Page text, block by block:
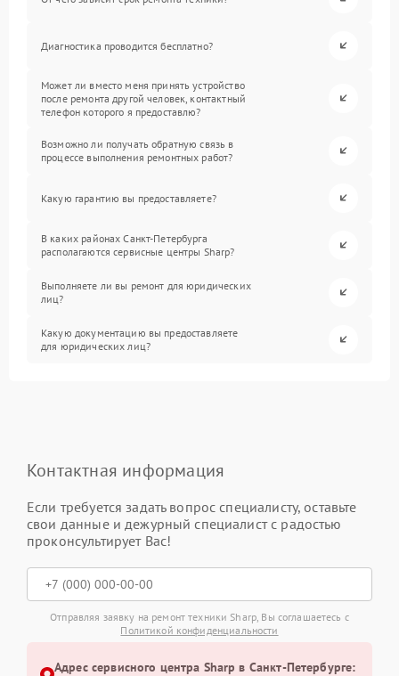
Диагностика проводится бесплатно?
Может ли вместо меня принять устройство
после ремонта другой человек, контактный
телефон которого я предоставлю?
Возможно ли получать обратную связь в
процессе выполнения ремонтных работ?
Какую гарантию вы предоставляете?
В каких районах Санкт-Петербурга
располагаются сервисные центры Sharp?
Выполняете ли вы ремонт для юридических
лиц?
Какую документацию вы предоставляете
для юридических лиц?
Контактная информация
Если требуется задать вопрос специалисту, оставьте
свои данные и дежурный специалист с радостью
проконсультирует Вас!
Отправляя заявку на ремонт техники Sharp, Вы соглашаетесь с
Политикой конфиденциальности
Адрес сервисного центра Sharp в Санкт-Петербурге: